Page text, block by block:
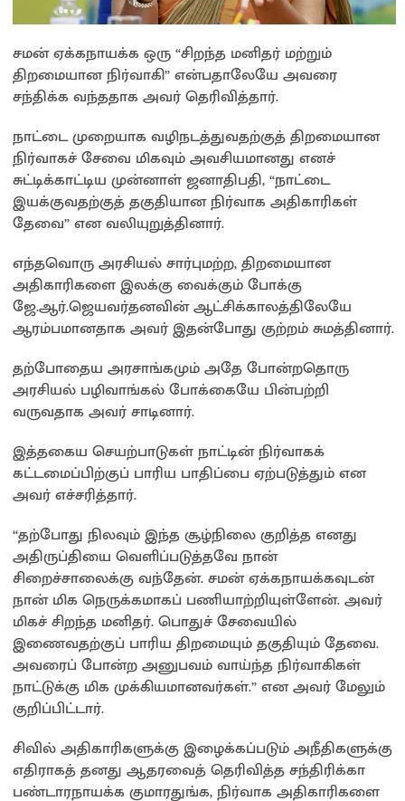
சமன் ஏக்கநாயக்க ஒரு “சிறந்த மனிதர் மற்றும்
திறமையான நிர்வாகி” என்பதாலேயே அவரை
சந்திக்க வந்ததாக அவர் தெரிவித்தார்.
நாட்டை முறையாக வழிநடத்துவதற்குத் திறமையான
நிர்வாகச் சேவை மிகவும் அவசியமானது எனச்
சுட்டிக்காட்டிய முன்னாள் ஜனாதிபதி, “நாட்டை
இயக்குவதற்குத் தகுதியான நிர்வாக அதிகாரிகள்
தேவை” என வலியுறுத்தினார்.
எந்தவொரு அரசியல் சார்புமற்ற, திறமையான
அதிகாரிகளை இலக்கு வைக்கும் போக்கு
ஜே.ஆர்.ஜெயவர்தனவின் ஆட்சிக்காலத்திலேயே
ஆரம்பமானதாக அவர் இதன்போது குற்றம் சுமத்தினார்.
தற்போதைய அரசாங்கமும் அதே போன்றதொரு
அரசியல் பழிவாங்கல் போக்கையே பின்பற்றி
வருவதாக அவர் சாடினார்.
இத்தகைய செயற்பாடுகள் நாட்டின் நிர்வாகக்
கட்டமைப்பிற்குப் பாரிய பாதிப்பை ஏற்படுத்தும் என
அவர் எச்சரித்தார்.
“தற்போது நிலவும் இந்த சூழ்நிலை குறித்த எனது
அதிருப்தியை வெளிப்படுத்தவே நான்
சிறைச்சாலைக்கு வந்தேன். சமன் ஏக்கநாயக்கவுடன்
நான் மிக நெருக்கமாகப் பணியாற்றியுள்ளேன். அவர்
மிகச் சிறந்த மனிதர். பொதுச் சேவையில்
இணைவதற்குப் பாரிய திறமையும் தகுதியும் தேவை.
அவரைப் போன்ற அனுபவம் வாய்ந்த நிர்வாகிகள்
நாட்டுக்கு மிக முக்கியமானவர்கள்.” என அவர் மேலும்
குறிப்பிட்டார்.
சிவில் அதிகாரிகளுக்கு இழைக்கப்படும் அநீதிகளுக்கு
எதிராகத் தனது ஆதரவைத் தெரிவித்த சந்திரிக்கா
பண்டாரநாயக்க குமாரதுங்க, நிர்வாக அதிகாரிகளை